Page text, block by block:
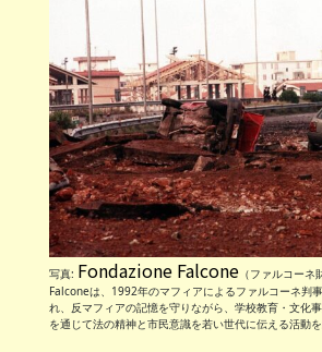
写真: Fondazione Falcone（ファルコーネ
Falconeは、1992年のマフィアによるファルコーネ判
れ、反マフィアの記憶を守りながら、学校教育・文化
を通じて法の精神と市民意識を若い世代に伝える活動を